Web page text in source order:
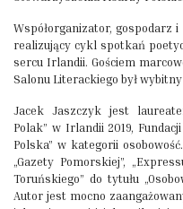
Współorganizator, gospodarz
realizujący cykl spotkań
sercu Irlandii. Gościem
Salonu Literackiego był
Jacek Jaszczyk jest
Polak” w Irlandii 2019,
Polska” w kategorii
„Gazety Pomorskiej”,
Toruńskiego” do tytułu
Autor jest mocno